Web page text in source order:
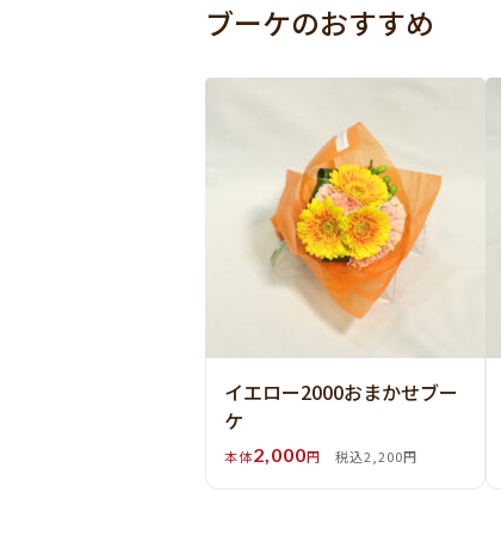
ブーケのおすすめ
イエロー2000おまかせブー
ケ
本体2,000円 税込2,200円